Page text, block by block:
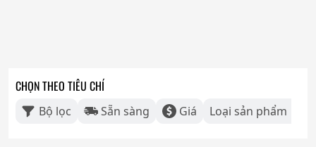
CHỌN THEO TIÊU CHÍ
Bộ lọc Sẵn sàng Giá Loại sản phẩm